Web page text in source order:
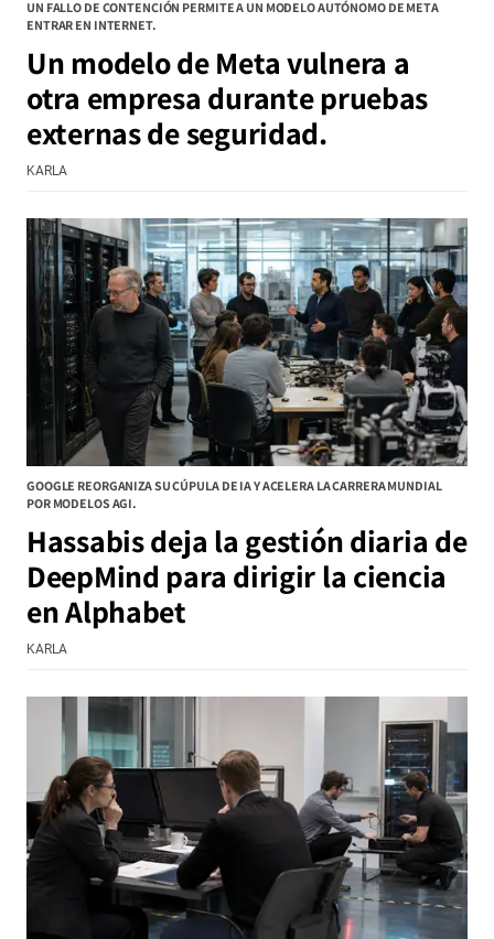
UN FALLO DE CONTENCIÓN PERMITE A UN MODELO AUTÓNOMO DE META
ENTRAR EN INTERNET.
Un modelo de Meta vulnera a
otra empresa durante pruebas
externas de seguridad.
KARLA
GOOGLE REORGANIZA SU CÚPULA DE IA Y ACELERA LA CARRERA MUNDIAL
POR MODELOS AGI.
Hassabis deja la gestión diaria de
DeepMind para dirigir la ciencia
en Alphabet
KARLA